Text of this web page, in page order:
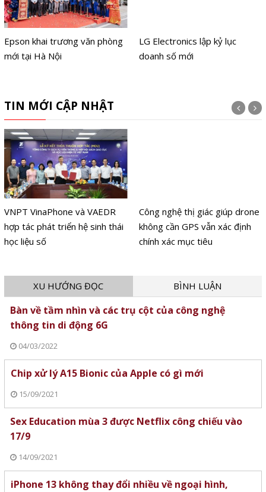
Epson khai trương văn phòng
mới tại Hà Nội
LG Electronics lập kỷ lục
doanh số mới
TIN MỚI CẬP NHẬT
VNPT VinaPhone và VAEDR
hợp tác phát triển hệ sinh thái
học liệu số
Công nghệ thị giác giúp drone
không cần GPS vẫn xác định
chính xác mục tiêu
XU HƯỚNG ĐỌC BÌNH LUẬN
Bàn về tầm nhìn và các trụ cột của công nghệ
thông tin di động 6G
04/03/2022
Chip xử lý A15 Bionic của Apple có gì mới
15/09/2021
Sex Education mùa 3 được Netflix công chiếu vào
17/9
14/09/2021
iPhone 13 không thay đổi nhiều về ngoại hình,